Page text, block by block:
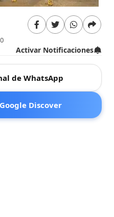
Activar Notificaciones
de WhatsApp
Discover